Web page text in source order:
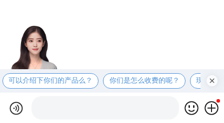
可以介绍下你们的产品么？ 你们是怎么收费的呢？ 现在有